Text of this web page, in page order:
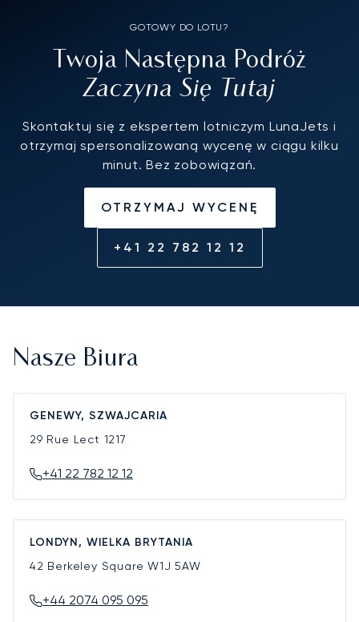
GOTOWY DO LOTU?
Twoja Następna Podróż
Zaczyna Się Tutaj
Skontaktuj się z ekspertem lotniczym LunaJets i
otrzymaj spersonalizowaną wycenę w ciągu kilku
minut. Bez zobowiązań.
OTRZYMAJ WYCENĘ
+41 22 782 12 12
Nasze Biura
GENEWY, SZWAJCARIA
29 Rue Lect 1217
+41 22 782 12 12
LONDYN, WIELKA BRYTANIA
42 Berkeley SquareW1J 5AW
+44 2074 095 095